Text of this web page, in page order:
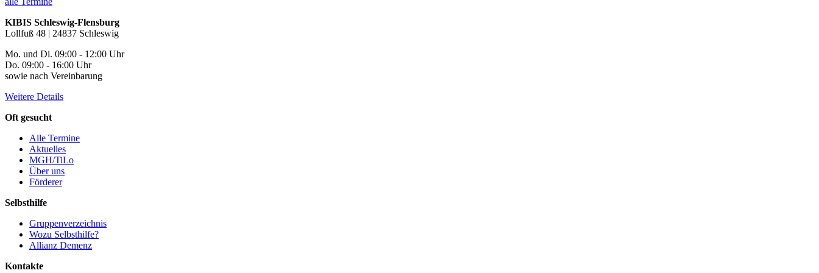
KIBIS Schleswig-Flensburg
Lollfuß 48 | 24837 Schleswig
Mo. und Di. 09:00 - 12:00 Uhr
Do. 09:00 - 16:00 Uhr
sowie nach Vereinbarung
Weitere Details
Oft gesucht
Alle Termine
Aktuelles
MGH/TiLo
Über uns
Förderer
Selbsthilfe
Gruppenverzeichnis
Wozu Selbsthilfe?
Allianz Demenz
Kontakte